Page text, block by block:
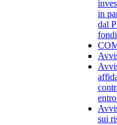
in
dal
sui